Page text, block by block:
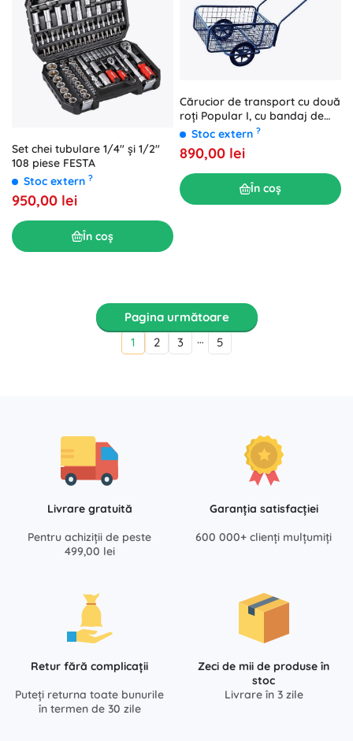
Set chei tubulare 1/4" și 1/2"
108 piese FESTA
Stoc extern ?
950,00 lei
În coș
Cărucior de transport cu două
roți Popular I, cu bandaj de
cauciuc
Stoc extern ?
890,00 lei
În coș
Pagina următoare
1
2 3 … 5
Livrare gratuită
Pentru achiziții de peste
499,00 lei
Garanția satisfacției
600 000+ clienți mulțumiți
Retur fără complicații
Puteți returna toate bunurile
în termen de 30 zile
Zeci de mii de produse în
stoc
Livrare în 3 zile